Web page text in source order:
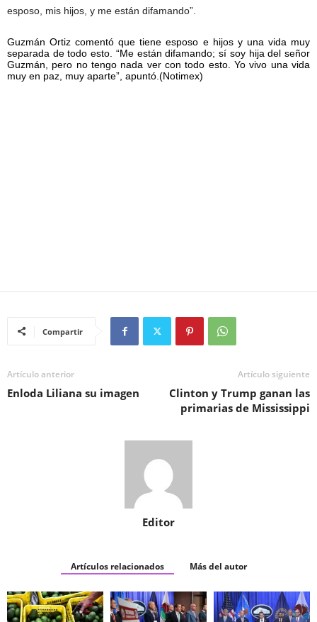
esposo, mis hijos, y me están difamando”.
Guzmán Ortiz comentó que tiene esposo e hijos y una vida muy
separada de todo esto. “Me están difamando; sí soy hija del señor
Guzmán, pero no tengo nada ver con todo esto. Yo vivo una vida
muy en paz, muy aparte”, apuntó.(Notimex)
Compartir
Artículo anterior
Enloda Liliana su imagen
Artículo siguiente
Clinton y Trump ganan las
primarias de Mississippi
Editor
Artículos relacionados Más del autor